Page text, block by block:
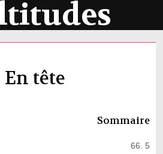
En tête
Sommaire
66. 5